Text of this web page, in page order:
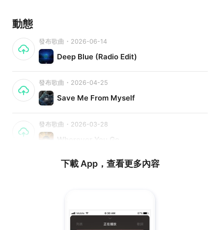
動態
發布歌曲・2026-06-14
Deep Blue (Radio Edit)
發布歌曲・2026-04-25
Save Me From Myself
發布歌曲・2026-03-28
Wherever You Go
下載 App，查看更多內容